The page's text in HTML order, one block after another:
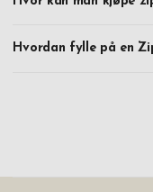
Hvordan fylle på en